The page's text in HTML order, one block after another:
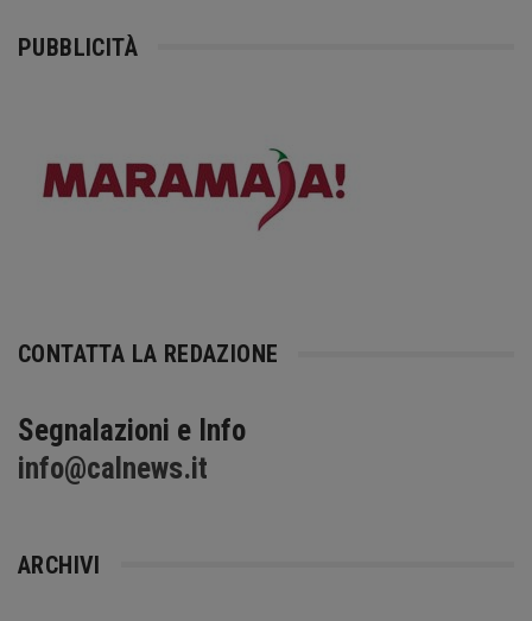
PUBBLICITÀ
CONTATTA LA REDAZIONE
Segnalazioni e Info
info@calnews.it
ARCHIVI